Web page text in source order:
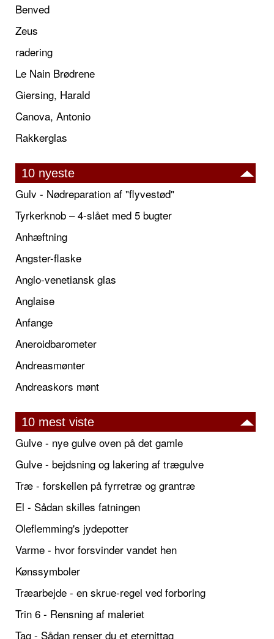
Benved
Zeus
radering
Le Nain Brødrene
Giersing, Harald
Canova, Antonio
Rakkerglas
10 nyeste
Gulv - Nødreparation af "flyvestød"
Tyrkerknob – 4-slået med 5 bugter
Anhæftning
Angster-flaske
Anglo-venetiansk glas
Anglaise
Anfange
Aneroidbarometer
Andreasmønter
Andreaskors mønt
10 mest viste
Gulve - nye gulve oven på det gamle
Gulve - bejdsning og lakering af trægulve
Træ - forskellen på fyrretræ og grantræ
El - Sådan skilles fatningen
Oleflemming's jydepotter
Varme - hvor forsvinder vandet hen
Kønssymboler
Træarbejde - en skrue-regel ved forboring
Trin 6 - Rensning af maleriet
Tag - Sådan renser du et eternittag